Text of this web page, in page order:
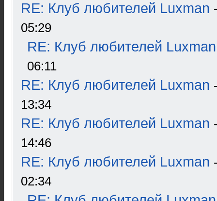
RE: Клуб любителей Luxman
05:29
RE: Клуб любителей Luxman
06:11
RE: Клуб любителей Luxman
13:34
RE: Клуб любителей Luxman
14:46
RE: Клуб любителей Luxman
02:34